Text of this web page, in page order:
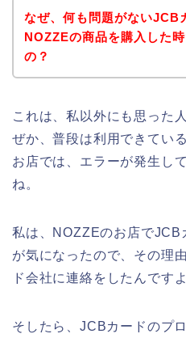
なぜ、何も問題がないJCB
NOZZEの商品を購入した
の？
これは、私以外にも思った
ぜか、普段は利用できてい
お店では、エラーが発生し
ね。
私は、NOZZEのお店でJCB
が気になったので、その理
ド会社に連絡をしたんですよ
そしたら、JCBカードのプ